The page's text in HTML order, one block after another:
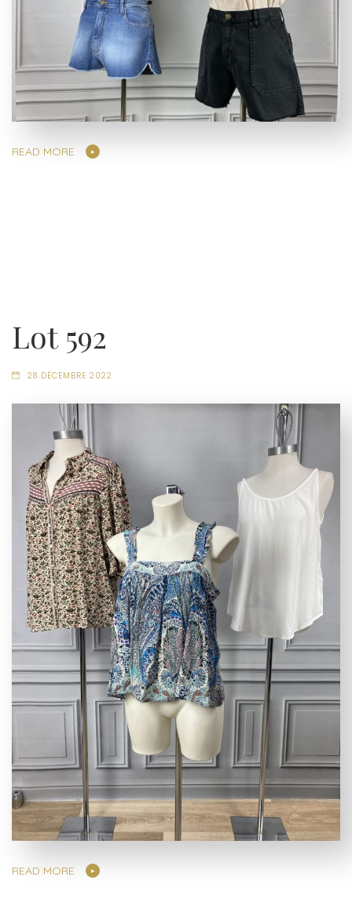
READ MORE
Lot 592
28 DÉCEMBRE 2022
READ MORE